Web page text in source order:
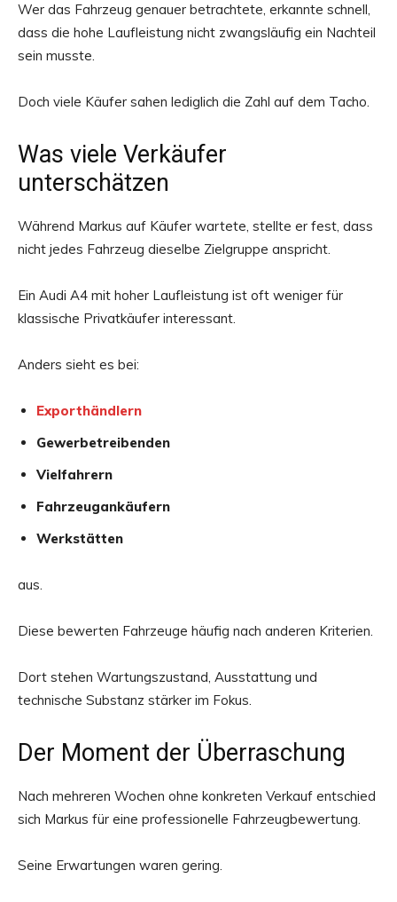
Wer das Fahrzeug genauer betrachtete, erkannte schnell,
dass die hohe Laufleistung nicht zwangsläufig ein Nachteil
sein musste.
Doch viele Käufer sahen lediglich die Zahl auf dem Tacho.
Was viele Verkäufer
unterschätzen
Während Markus auf Käufer wartete, stellte er fest, dass
nicht jedes Fahrzeug dieselbe Zielgruppe anspricht.
Ein Audi A4 mit hoher Laufleistung ist oft weniger für
klassische Privatkäufer interessant.
Anders sieht es bei:
Exporthändlern
Gewerbetreibenden
Vielfahrern
Fahrzeugankäufern
Werkstätten
aus.
Diese bewerten Fahrzeuge häufig nach anderen Kriterien.
Dort stehen Wartungszustand, Ausstattung und
technische Substanz stärker im Fokus.
Der Moment der Überraschung
Nach mehreren Wochen ohne konkreten Verkauf entschied
sich Markus für eine professionelle Fahrzeugbewertung.
Seine Erwartungen waren gering.